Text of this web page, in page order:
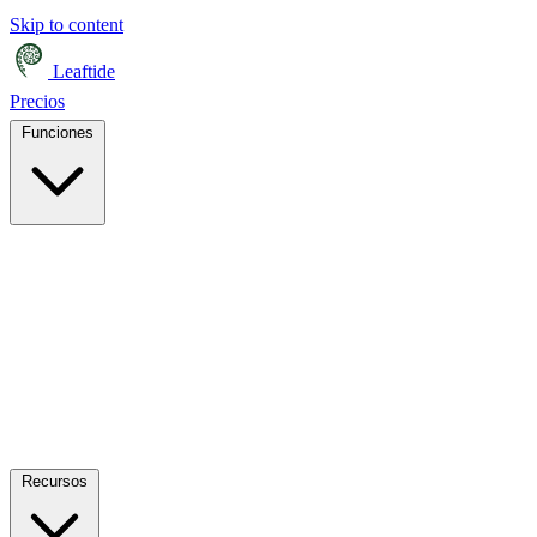
Skip to content
Leaftide
Precios